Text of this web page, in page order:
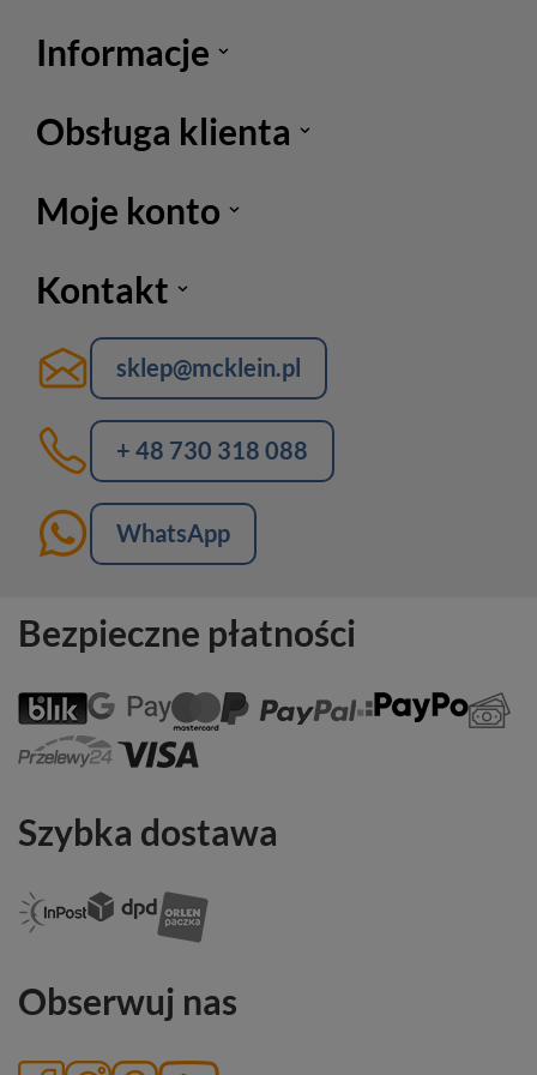
Informacje
Obsługa klienta
Moje konto
Kontakt
sklep@mcklein.pl
+ 48 730 318 088
WhatsApp
Bezpieczne płatności
Szybka dostawa
Obserwuj nas